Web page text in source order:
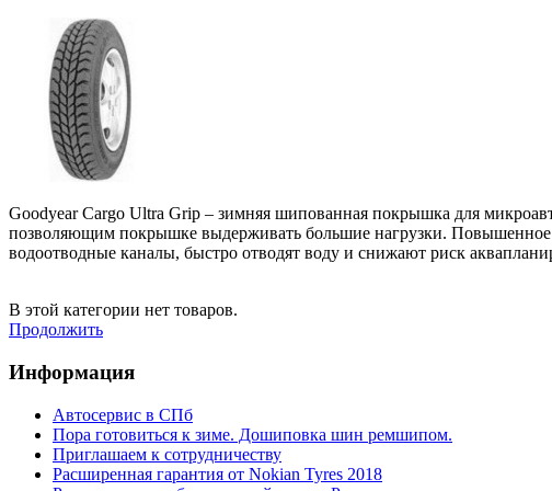
Goodyear Cargo Ultra Grip – зимняя шипованная покрышка для
позволяющим покрышке выдерживать большие нагрузки. Повышенное
водоотводные каналы, быстро отводят воду и снижают риск
В этой категории нет товаров.
Продолжить
Информация
Автосервис в СПб
Пора готовиться к зиме. Дошиповка шин ремшипом.
Приглашаем к сотрудничеству
Расширенная гарантия от Nokian Tyres 2018